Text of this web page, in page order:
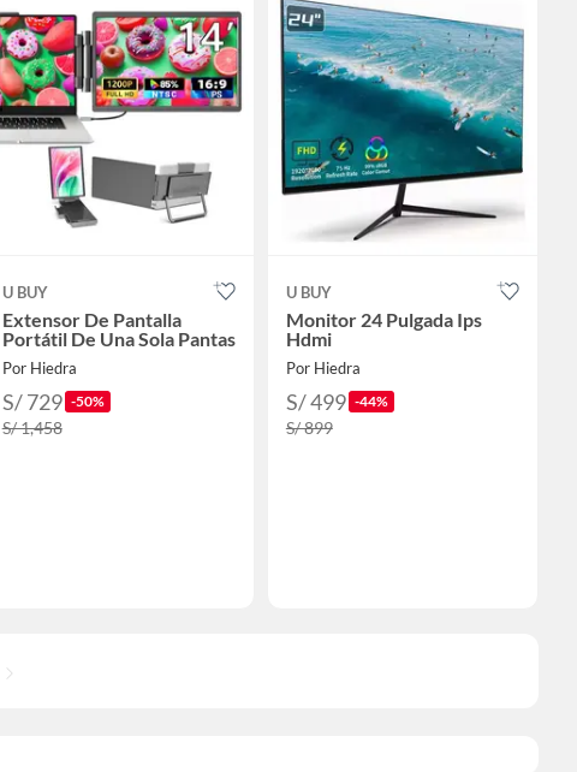
U BUY
Extensor De Pantalla
Portátil De Una Sola Pantas
Por Hiedra
S/ 729 -50%
S/ 1,458
U BUY
Monitor 24 Pulgada Ips
Hdmi
Por Hiedra
S/ 499 -44%
S/ 899